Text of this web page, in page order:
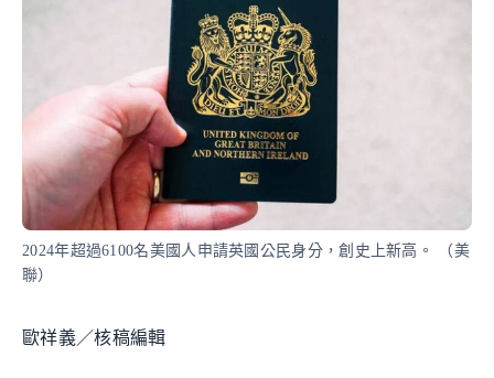
2024年超過6100名美國人申請英國公民身分，創史上新高。 （美
聯）
歐祥義／核稿編輯